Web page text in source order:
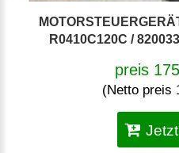
R0410C120C /
preis
(Netto preis